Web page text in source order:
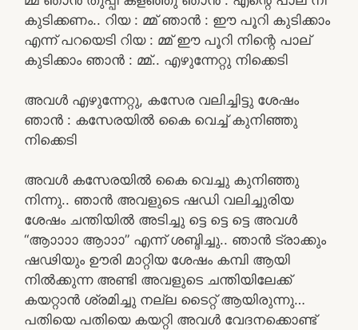
കുടിക്കണം.. റിയ : മ്മ് ഞാൻ : ഈ പൂറി കുടിക്കാം
എന്ന് പറയെടി റിയ : മ്മ് ഈ പൂറി നിന്റെ പാല്
കുടിക്കാം ഞാൻ : മ്മ്.. എഴുന്നേറ്റു നിക്കെടി
അവൾ എഴുന്നേറ്റു, കസേര വലിച്ചിട്ടു ശേഷം
ഞാൻ : കസേരയിൽ കൈ വെച്ച് കുനിഞ്ഞു
നിക്കെടി
അവൾ കസേരയിൽ കൈ വെച്ചു കുനിഞ്ഞു
നിന്നു.. ഞാൻ അവളുടെ ഷഡി വലിച്ചുരിയ
ശേഷം ചന്തിയിൽ അടിച്ചു ട്ടെ ട്ടെ ട്ടെ അവൾ
“ആാാാാ ആാാാ” എന്ന് ശബ്ദിച്ചു.. ഞാൻ ട്രാക്കും
ഷഢിയും ഊരി മാറ്റിയ ശേഷം കമ്പി ആയി
നിൽക്കുന്ന അണ്ടി അവളുടെ ചന്തിയിലേക്ക്
കയറ്റാൻ ശ്രമിച്ചു നല്ല ടൈറ്റ് ആയിരുന്നു…
പതിയെ പതിയെ കയറ്റി അവൾ വേദനക്കൊണ്ട്